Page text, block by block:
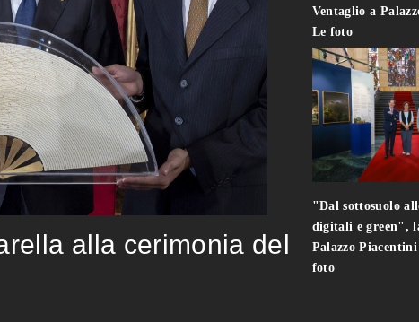
alla cerimonia del
Ventaglio a
Le foto
"Dal sottosuolo
digitali e green",
Palazzo
foto